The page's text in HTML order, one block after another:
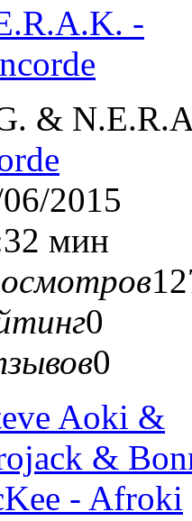
&
2015
мин
0
0